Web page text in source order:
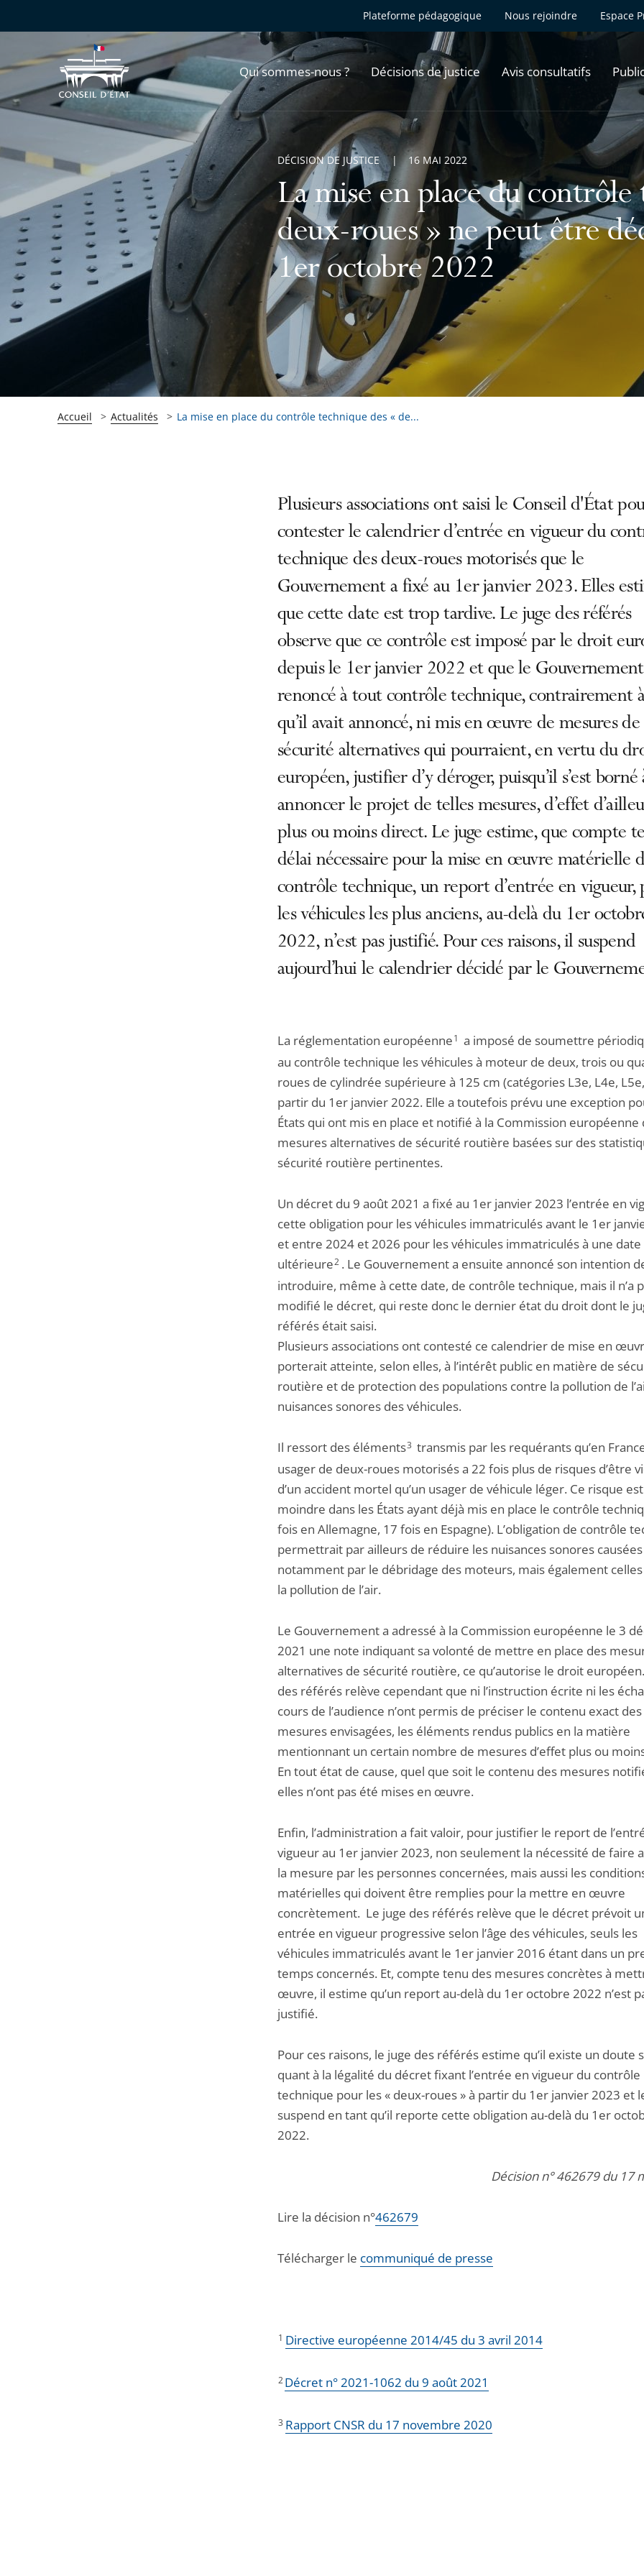
Plateforme pédagogique Nous rejoindre Espace
Qui sommes-nous ? Décisions de justice Avis consultatifs
La mise en place du contrôle
deux-roues » ne peut être
1er octobre 2022
DÉCISION DE JUSTICE 16 MAI 2022
Accueil Actualités La mise en place du contrôle technique des « de...
Plusieurs associations ont saisi le Conseil d'État
contester le calendrier d’entrée en vigueur du
technique des deux-roues motorisés que le
Gouvernement a fixé au 1er janvier 2023. Elles
que cette date est trop tardive. Le juge des référés
observe que ce contrôle est imposé par le droit
depuis le 1er janvier 2022 et que le Gouvernement
renoncé à tout contrôle technique, contrairement
qu’il avait annoncé, ni mis en œuvre de mesures de
sécurité alternatives qui pourraient, en vertu du
européen, justifier d’y déroger, puisqu’il s’est borné
annoncer le projet de telles mesures, d’effet
plus ou moins direct. Le juge estime, que compte
délai nécessaire pour la mise en œuvre matérielle
contrôle technique, un report d’entrée en vigueur,
les véhicules les plus anciens, au-delà du 1er
2022, n’est pas justifié. Pour ces raisons, il suspend
aujourd’hui le calendrier décidé par le
La réglementation européenne1 a imposé de soumettre
au contrôle technique les véhicules à moteur de deux, trois ou
roues de cylindrée supérieure à 125 cm (catégories L3e, L4e,
partir du 1er janvier 2022. Elle a toutefois prévu une exception
États qui ont mis en place et notifié à la Commission européenne
mesures alternatives de sécurité routière basées sur des
sécurité routière pertinentes.
Un décret du 9 août 2021 a fixé au 1er janvier 2023 l’entrée en
cette obligation pour les véhicules immatriculés avant le 1er
et entre 2024 et 2026 pour les véhicules immatriculés à une date
ultérieure2. Le Gouvernement a ensuite annoncé son intention
introduire, même à cette date, de contrôle technique, mais il n’a
modifié le décret, qui reste donc le dernier état du droit dont le
référés était saisi.
Plusieurs associations ont contesté ce calendrier de mise en
porterait atteinte, selon elles, à l’intérêt public en matière de
routière et de protection des populations contre la pollution de
nuisances sonores des véhicules.
Il ressort des éléments3 transmis par les requérants qu’en
usager de deux-roues motorisés a 22 fois plus de risques d’être
d’un accident mortel qu’un usager de véhicule léger. Ce risque est
moindre dans les États ayant déjà mis en place le contrôle
fois en Allemagne, 17 fois en Espagne). L’obligation de contrôle
permettrait par ailleurs de réduire les nuisances sonores causées
notamment par le débridage des moteurs, mais également celles
la pollution de l’air.
Le Gouvernement a adressé à la Commission européenne le 3
2021 une note indiquant sa volonté de mettre en place des
alternatives de sécurité routière, ce qu’autorise le droit
des référés relève cependant que ni l’instruction écrite ni les
cours de l’audience n’ont permis de préciser le contenu exact des
mesures envisagées, les éléments rendus publics en la matière
mentionnant un certain nombre de mesures d’effet plus ou
En tout état de cause, quel que soit le contenu des mesures
elles n’ont pas été mises en œuvre.
Enfin, l’administration a fait valoir, pour justifier le report de
vigueur au 1er janvier 2023, non seulement la nécessité de faire
la mesure par les personnes concernées, mais aussi les
matérielles qui doivent être remplies pour la mettre en œuvre
concrètement. Le juge des référés relève que le décret prévoit
entrée en vigueur progressive selon l’âge des véhicules, seuls les
véhicules immatriculés avant le 1er janvier 2016 étant dans un
temps concernés. Et, compte tenu des mesures concrètes à
œuvre, il estime qu’un report au-delà du 1er octobre 2022 n’est
justifié.
Pour ces raisons, le juge des référés estime qu’il existe un doute
quant à la légalité du décret fixant l’entrée en vigueur du contrôle
technique pour les « deux-roues » à partir du 1er janvier 2023 et
suspend en tant qu’il reporte cette obligation au-delà du 1er
2022.
Décision n° 462679 du 17
Lire la décision n°462679
Télécharger le communiqué de presse
1 Directive européenne 2014/45 du 3 avril 2014
2Décret n° 2021-1062 du 9 août 2021
3 Rapport CNSR du 17 novembre 2020